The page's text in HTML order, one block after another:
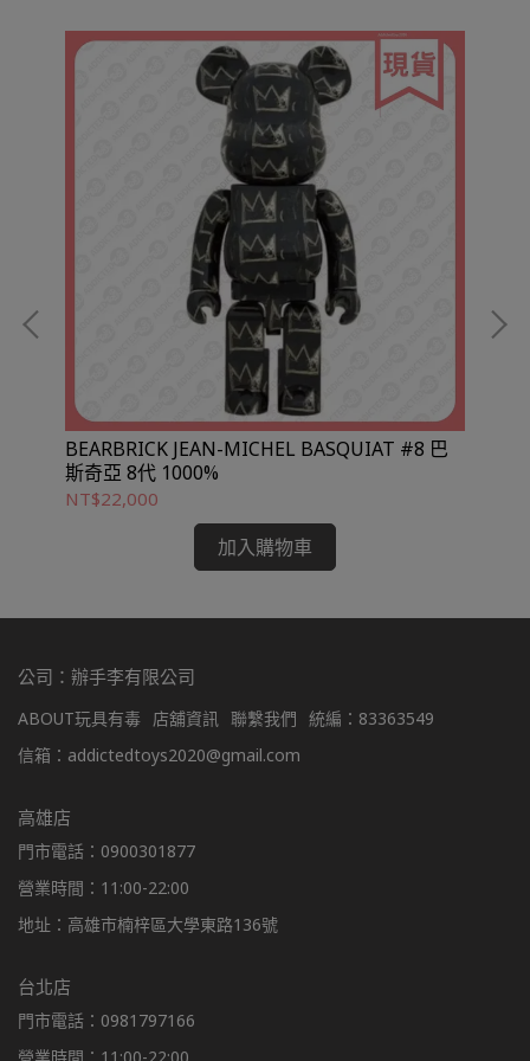
BEARBRICK JEAN-MICHEL BASQUIAT #8 巴
斯奇亞 8代 1000%
NT$22,000
加入購物車
公司：辦手李有限公司
ABOUT玩具有毒 店舖資訊 聯繫我們 統編：83363549
信箱：addictedtoys2020@gmail.com
高雄店
門市電話：0900301877
營業時間：11:00-22:00
地址：高雄市楠梓區大學東路136號
台北店
門市電話：0981797166